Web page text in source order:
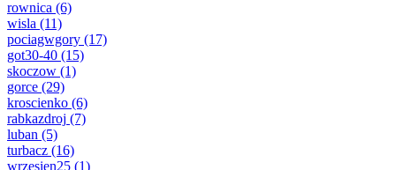
rownica (6)
wisla (11)
pociagwgory (17)
got30-40 (15)
skoczow (1)
gorce (29)
kroscienko (6)
rabkazdroj (7)
luban (5)
turbacz (16)
wrzesien25 (1)